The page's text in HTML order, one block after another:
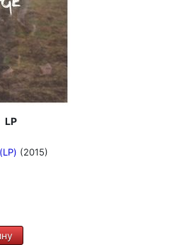
LP
(2015)